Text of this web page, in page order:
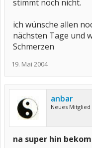
stimmt noch nicht.
ich wünsche allen
nächsten Tage und
Schmerzen
19. Mai 2004
anbar
Neues Mitglied
na super hin